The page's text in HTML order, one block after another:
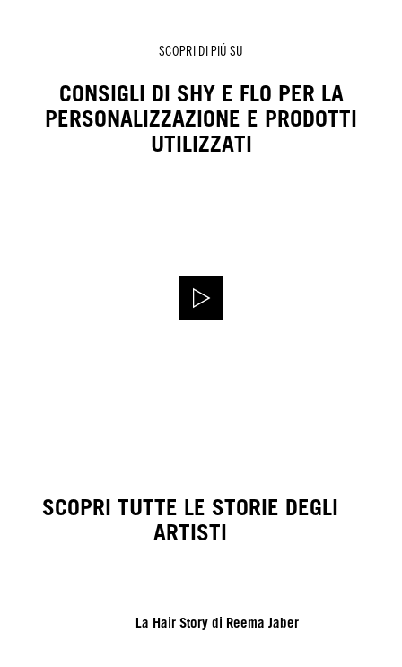
SCOPRI DI PIÚ SU
CONSIGLI DI SHY E FLO PER LA
PERSONALIZZAZIONE E PRODOTTI
UTILIZZATI
SCOPRI TUTTE LE STORIE DEGLI
ARTISTI
La Hair Story di Reema Jaber